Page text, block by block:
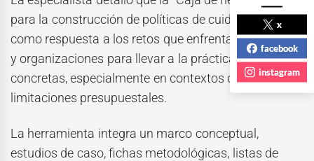
para la construcción de políticas de cuidados” surgió
como respuesta a los retos que enfrentan gobiernos
y organizaciones para llevar a la práctica acciones
concretas, especialmente en contextos de
limitaciones presupuestales.
La herramienta integra un marco conceptual,
estudios de caso, fichas metodológicas, listas de
x
facebook
instagram